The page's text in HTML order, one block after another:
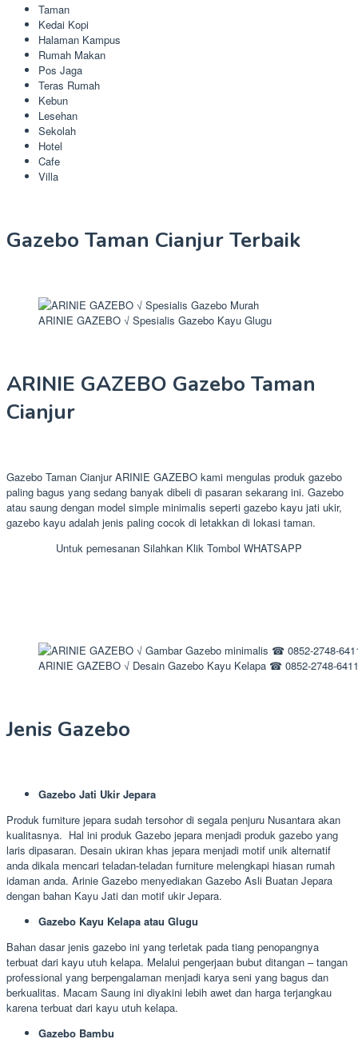
Taman
Kedai Kopi
Halaman Kampus
Rumah Makan
Pos Jaga
Teras Rumah
Kebun
Lesehan
Sekolah
Hotel
Cafe
Villa
Gazebo Taman Cianjur Terbaik
ARINIE GAZEBO √ Spesialis Gazebo Kayu Glugu
ARINIE GAZEBO Gazebo Taman
Cianjur
Gazebo Taman Cianjur ARINIE GAZEBO kami mengulas produk gazebo
paling bagus yang sedang banyak dibeli di pasaran sekarang ini. Gazebo
atau saung dengan model simple minimalis seperti gazebo kayu jati ukir,
gazebo kayu adalah jenis paling cocok di letakkan di lokasi taman.
Untuk pemesanan Silahkan Klik Tombol WHATSAPP
ARINIE GAZEBO √ Desain Gazebo Kayu Kelapa ☎ 0852-2748-6411
Jenis Gazebo
Gazebo Jati Ukir Jepara
Produk furniture jepara sudah tersohor di segala penjuru Nusantara akan
kualitasnya. Hal ini produk Gazebo jepara menjadi produk gazebo yang
laris dipasaran. Desain ukiran khas jepara menjadi motif unik alternatif
anda dikala mencari teladan-teladan furniture melengkapi hiasan rumah
idaman anda. Arinie Gazebo menyediakan Gazebo Asli Buatan Jepara
dengan bahan Kayu Jati dan motif ukir Jepara.
Gazebo Kayu Kelapa atau Glugu
Bahan dasar jenis gazebo ini yang terletak pada tiang penopangnya
terbuat dari kayu utuh kelapa. Melalui pengerjaan bubut ditangan – tangan
professional yang berpengalaman menjadi karya seni yang bagus dan
berkualitas. Macam Saung ini diyakini lebih awet dan harga terjangkau
karena terbuat dari kayu utuh kelapa.
Gazebo Bambu